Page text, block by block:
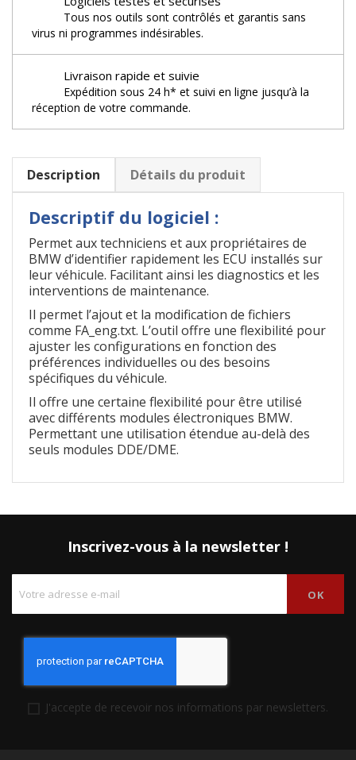
Tous nos outils sont contrôlés et garantis sans
virus ni programmes indésirables.
Livraison rapide et suivie
Expédition sous 24 h* et suivi en ligne jusqu’à la
réception de votre commande.
Description Détails du produit
Descriptif du logiciel :
Permet aux techniciens et aux propriétaires de
BMW d’identifier rapidement les ECU installés sur
leur véhicule. Facilitant ainsi les diagnostics et les
interventions de maintenance.
Il permet l’ajout et la modification de fichiers
comme FA_eng.txt. L’outil offre une flexibilité pour
ajuster les configurations en fonction des
préférences individuelles ou des besoins
spécifiques du véhicule.
Il offre une certaine flexibilité pour être utilisé
avec différents modules électroniques BMW.
Permettant une utilisation étendue au-delà des
seuls modules DDE/DME.
Inscrivez-vous à la newsletter !
J'accepte de recevoir nos informations par newsletters.